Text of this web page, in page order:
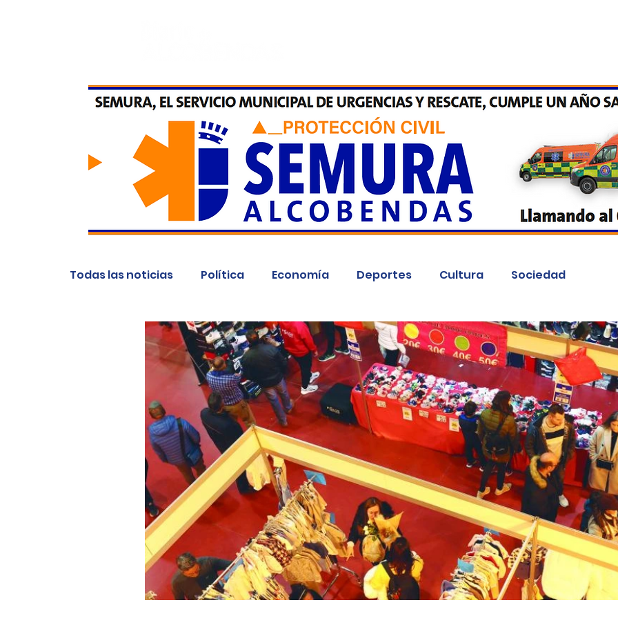
Todas las noticias Política Economía Deportes Cultura Sociedad
Salud y bienestar Educación e infancia Fotodenuncia Opinión Crítica de
La verdad detrás de la guerra Kit Digital Sucesos Fiestas Mayores